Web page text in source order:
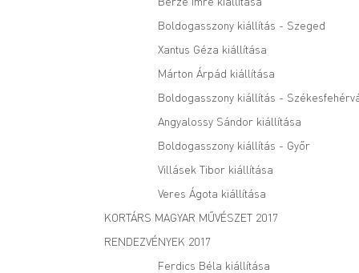
Boldogasszony kiállítás - Szeged
Xantus Géza kiállítása
Márton Árpád kiállítása
Boldogasszony kiállítás -
Angyalossy Sándor kiállítása
Boldogasszony kiállítás - Győr
Villásek Tibor kiállítása
Veres Ágota kiállítása
KORTÁRS MAGYAR MŰVÉSZET 2017
RENDEZVÉNYEK 2017
Ferdics Béla kiállítása